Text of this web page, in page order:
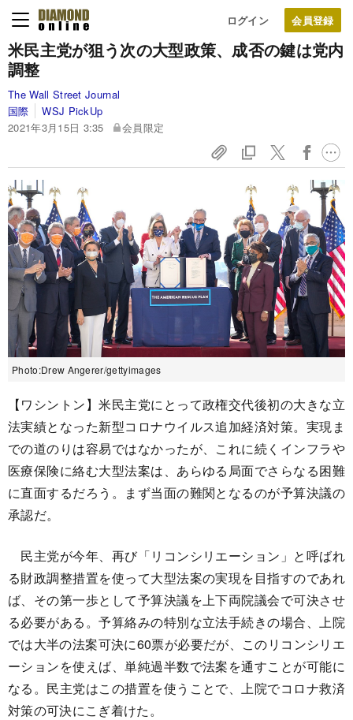
ログイン
米民主党が狙う次の大型政策、成否の鍵は党内
調整
The Wall Street Journal
国際
WSJ PickUp
2021年3月15日 3:35
会員限定
Photo:Drew Angerer/gettyimages
【ワシントン】米民主党にとって政権交代後初の大きな立
法実績となった新型コロナウイルス追加経済対策。実現ま
での道のりは容易ではなかったが、これに続くインフラや
医療保険に絡む大型法案は、あらゆる局面でさらなる困難
に直面するだろう。まず当面の難関となるのが予算決議の
承認だ。
民主党が今年、再び「リコンシリエーション」と呼ばれ
る財政調整措置を使って大型法案の実現を目指すのであれ
ば、その第一歩として予算決議を上下両院議会で可決させ
る必要がある。予算絡みの特別な立法手続きの場合、上院
では大半の法案可決に60票が必要だが、このリコンシリエ
ーションを使えば、単純過半数で法案を通すことが可能に
なる。民主党はこの措置を使うことで、上院でコロナ救済
対策の可決にこぎ着けた。